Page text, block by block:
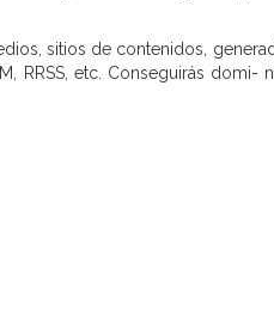
sitios de contenidos,
RRSS, etc. Conseguirás